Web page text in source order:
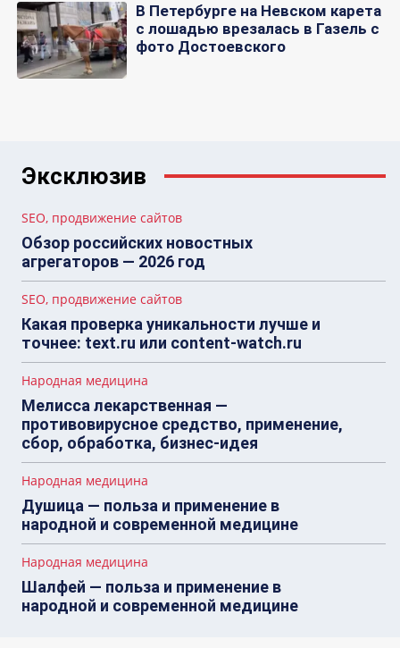
В Петербурге на Невском карета
с лошадью врезалась в Газель с
фото Достоевского
Эксклюзив
SEO, продвижение сайтов
Обзор российских новостных
агрегаторов — 2026 год
SEO, продвижение сайтов
Какая проверка уникальности лучше и
точнее: text.ru или content-watch.ru
Народная медицина
Мелисса лекарственная —
противовирусное средство, применение,
сбор, обработка, бизнес-идея
Народная медицина
Душица — польза и применение в
народной и современной медицине
Народная медицина
Шалфей — польза и применение в
народной и современной медицине